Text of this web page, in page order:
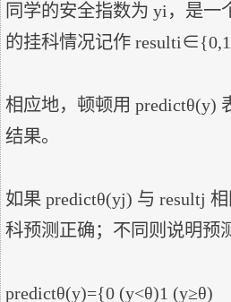
同学的安全指数为 yi，是一
的挂科情况记作
相应地，顿顿用 predictθ(y)
结果。
如果 predictθ(yj) 与 resultj
科预测正确；不同则说明预
predictθ(y)={0 (y<θ)1 (y≥θ)